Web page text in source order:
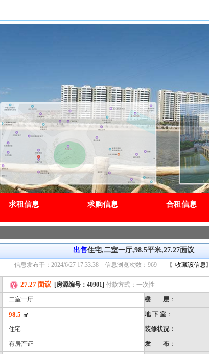
求租信息 求购信息 合租信息
出售住宅,二室一厅,98.5平米,27.27面议
信息发布于：2024/6/27 17:33:38 信息浏览次数：969 〖收藏该信息〗
27.27 面议 [房源编号：40901] 付款方式：一次性
二室一厅 楼 层 ：
98.5 ㎡ 地 下 室 ：
住宅 装修状况：
有房产证 发 布 ：